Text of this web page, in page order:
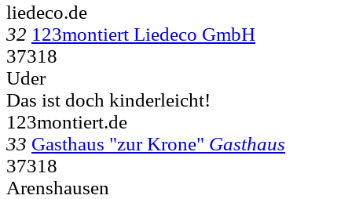
liedeco.de
32 123montiert Liedeco GmbH
37318
Uder
Das ist doch kinderleicht!
123montiert.de
33 Gasthaus "zur Krone" Gasthaus
37318
Arenshausen